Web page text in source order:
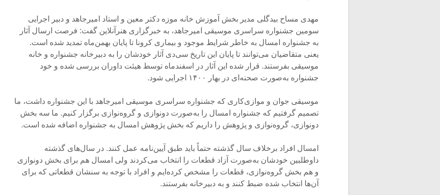
مهدی مساح بیدگلی مدیر بخش آموزش خانه موزه دکتر معین و استاد امیرجاهد و دبیر اجرایی
سومین جشنواره سراسری موسیقی امیرجاهد، به خبرگزاری هنرآنلاین گفت: فرصت ارسال آثار
به جشنواره امسال به خاطر شرایط موجود و بیماری کرونا تا پایان بهمن‌ماه تمدید شده است.
یعنی متقاضیان می‌توانند تا پایان این تاریخ سی‌دی آثار خودشان را به دبیرخانه جشنواره و خانه
موسیقی بفرستند. قرار شده این آثار در اسفندماه توسط هیئت داوران بررسی شده و خود
جشنواره به‌صورت صحنه‌ای در بهار ۱۴۰۰ اجرایی شود.
موسیقی جوان و موازی‌کاری که جشنواره سراسری موسیقی امیرجاهد با این جشنواره داشت، ما
تصمیم گرفتیم که جشنواره امسال را به‌صورت دونوازی و گروه‌نوازی برگزار کنیم. ما سه بخش
دونوازی، گروه‌نوازی و پژوهش را داریم که بخش پژوهش امسال به جشنواره اضافه شده است.
امسال افراد برخلاف سال گذشته حتماً باید طبق آیین‌نامه عمل کنند. در سال‌های گذشته
داوطلبین خودشان به‌صورت آزاد قطعات را انتخاب می‌کردند ولی امسال هم برای بخش دونوازی
و هم بخش گروه‌نوازی، قطعات را مشخص کرده‌ایم و افراد با توجه به سنشان قطعاتی که برای
آن‌ها انتخاب شده ضبط کنند و به دبیرخانه بفرستند.